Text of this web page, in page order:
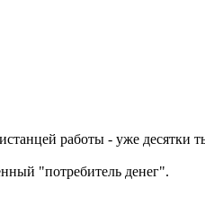
работы - уже
"потребитель денег".